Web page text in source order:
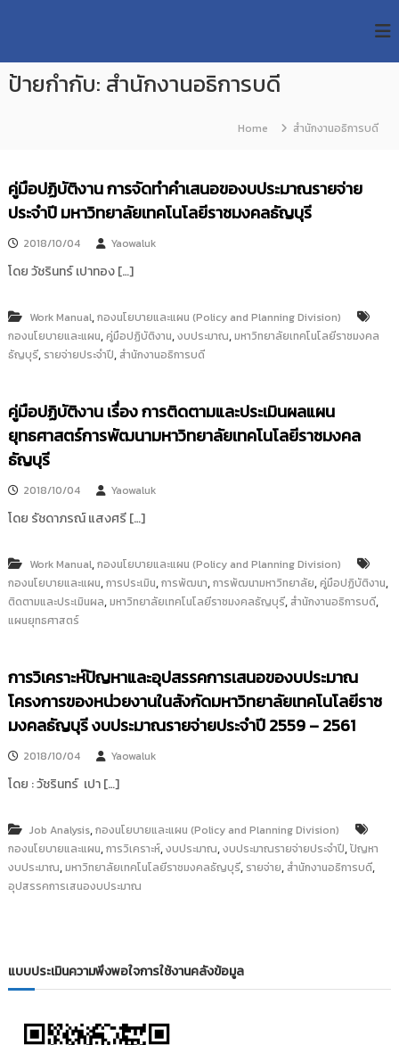
p
U
T
s
e
a
r
c
R
e
p
i
t
o
y
:
ลั
ง
ข้
อ
ล
ง
า
น
วิ
จั
วิ
ท
ท
ค
โ
ล
า
ช
ง
ธั
ญ
บุ
รี
ป้ายกำกับ: สำนักงานอธิการบดี
Home สำนักงานอธิการบดี
คู่มือปฏิบัติงาน การจัดทำคำเสนอของบประมาณรายจ่าย
ประจำปี มหาวิทยาลัยเทคโนโลยีราชมงคลธัญบุรี
2018/10/04 Yaowaluk
โดย วัชรินทร์ เปาทอง […]
Work Manual,กองนโยบายและแผน (Policy and Planning Division)
กองนโยบายและแผน,คู่มือปฏิบัติงาน,งบประมาณ,มหาวิทยาลัยเทคโนโลยีราชมงคล
ธัญบุรี, รายจ่ายประจำปี, สำนักงานอธิการบดี
คู่มือปฏิบัติงาน เรื่อง การติดตามและประเมินผลแผน
ยุทธศาสตร์การพัฒนามหาวิทยาลัยเทคโนโลยีราชมงคล
ธัญบุรี
2018/10/04 Yaowaluk
โดย รัชดาภรณ์ แสงศรี […]
Work Manual,กองนโยบายและแผน (Policy and Planning Division)
กองนโยบายและแผน,การประเมิน,การพัฒนา,การพัฒนามหาวิทยาลัย,คู่มือปฏิบัติงาน,
ติดตามและประเมินผล,มหาวิทยาลัยเทคโนโลยีราชมงคลธัญบุรี, สำนักงานอธิการบดี,
แผนยุทธศาสตร์
การวิเคราะห์ปัญหาและอุปสรรคการเสนอของบประมาณ
โครงการของหน่วยงานในสังกัดมหาวิทยาลัยเทคโนโลยีราช
มงคลธัญบุรี งบประมาณรายจ่ายประจำปี 2559 – 2561
2018/10/04 Yaowaluk
โดย : วัชรินทร์ เปา […]
Job Analysis,กองนโยบายและแผน (Policy and Planning Division)
กองนโยบายและแผน,การวิเคราะห์,งบประมาณ,งบประมาณรายจ่ายประจำปี,ปัญหา
งบประมาณ,มหาวิทยาลัยเทคโนโลยีราชมงคลธัญบุรี, รายจ่าย, สำนักงานอธิการบดี,
อุปสรรคการเสนองบประมาณ
แบบประเมินความพึงพอใจการใช้งานคลังข้อมูล